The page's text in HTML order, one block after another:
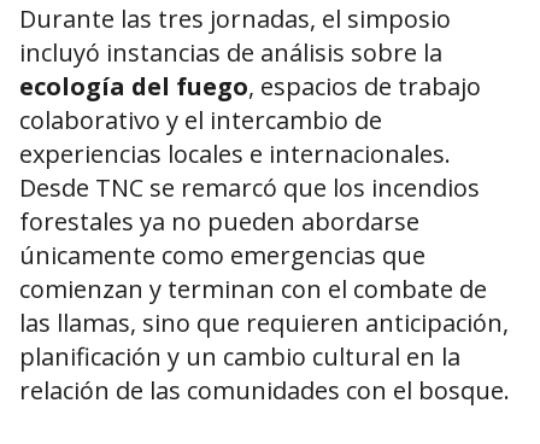
Durante las tres jornadas, el simposio
incluyó instancias de análisis sobre la
ecología del fuego, espacios de trabajo
colaborativo y el intercambio de
experiencias locales e internacionales.
Desde TNC se remarcó que los incendios
forestales ya no pueden abordarse
únicamente como emergencias que
comienzan y terminan con el combate de
las llamas, sino que requieren anticipación,
planificación y un cambio cultural en la
relación de las comunidades con el bosque.